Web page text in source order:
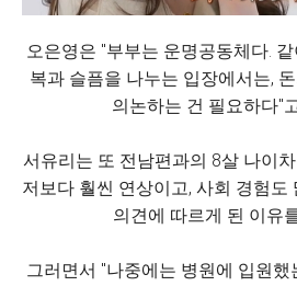
오은영은 "부부는 운명공동체다.
복과 슬픔을 나누는 입장에서는,
의논하는 건 필요하다"
서유리는 또 전남편과의 8살 나이
저보다 훨씬 연상이고, 사회 경험도
의견에 따르게 된 이유
그러면서 "나중에는 병원에 입원했